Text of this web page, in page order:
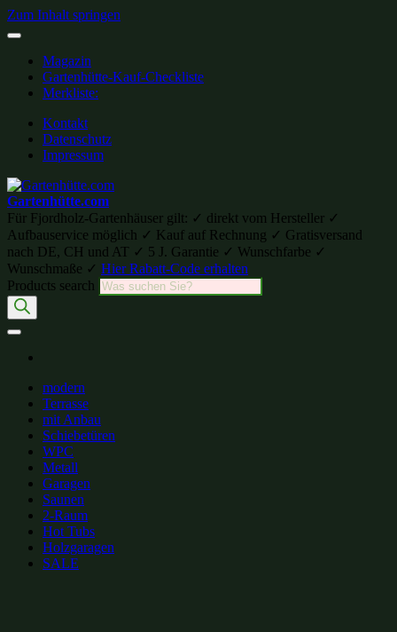
Zum Inhalt springen
Magazin
Gartenhütte-Kauf-Checkliste
Merkliste:
Kontakt
Datenschutz
Impressum
Gartenhütte.com
Für Fjordholz-Gartenhäuser gilt: ✓ direkt vom Hersteller ✓
Aufbauservice möglich ✓ Kauf auf Rechnung ✓ Gratisversand
nach DE, CH und AT ✓ 5 J. Garantie ✓ Wunschfarbe ✓
Wunschmaße ✓ Hier Rabatt-Code erhalten
Products search
modern
Terrasse
mit Anbau
Schiebetüren
WPC
Metall
Garagen
Saunen
2-Raum
Hot Tubs
Holzgaragen
SALE